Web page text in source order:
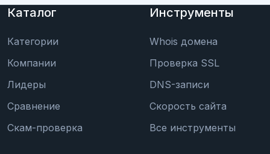
Каталог
Категории
Компании
Лидеры
Сравнение
Скам-проверка
Инструменты
Whois домена
Проверка SSL
DNS-записи
Скорость сайта
Все инструменты